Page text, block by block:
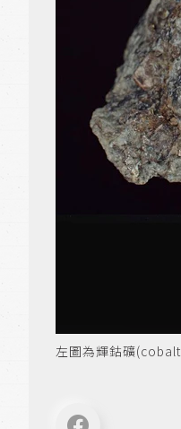
左圖為輝鈷礦